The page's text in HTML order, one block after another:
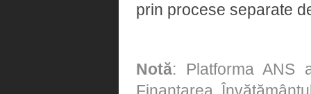
prin procese separate
Notă: Platforma ANS